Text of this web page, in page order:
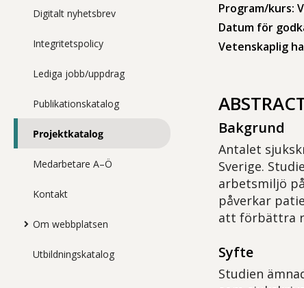
Digitalt nyhetsbrev
Integritetspolicy
Lediga jobb/uppdrag
Publikationskatalog
Projektkatalog
Medarbetare A–Ö
Kontakt
Om webbplatsen
Utbildningskatalog
Program/kurs:
Datum för
Vetenskaplig
Bakgrund
Antalet
Sverige.
arbetsmiljö
påverkar
att förbättra
Syfte
Studien